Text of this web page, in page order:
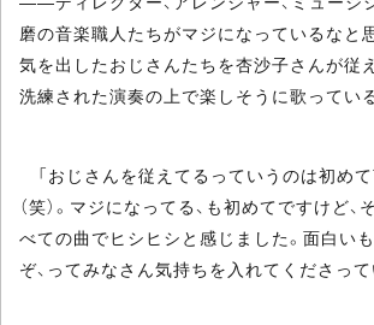
磨の音楽職人たちがマジになっているなと
気を出したおじさんたちを杏沙子さんが従
洗練された演奏の上で楽しそうに歌ってい
「おじさんを従えてるっていうのは初め
（笑）。マジになってる、も初めてですけど
べての曲でヒシヒシと感じました。面白い
ぞ、ってみなさん気持ちを入れてくださって